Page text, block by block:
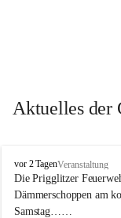
Aktuelles der
P
r
i
g
vor 2 TagenVeranstaltung
Die Prigglitzer
Dämmerschoppen am
Samstag……